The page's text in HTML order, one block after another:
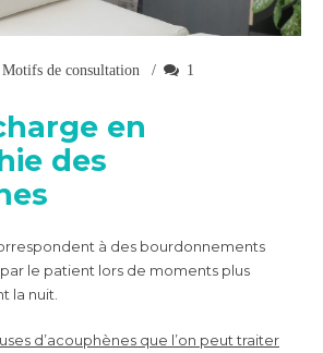
Motifs de consultation 1
en
des
à des bourdonnements
par le patient lors de moments plus
la nuit.
d’acouphènes que l’on peut traiter